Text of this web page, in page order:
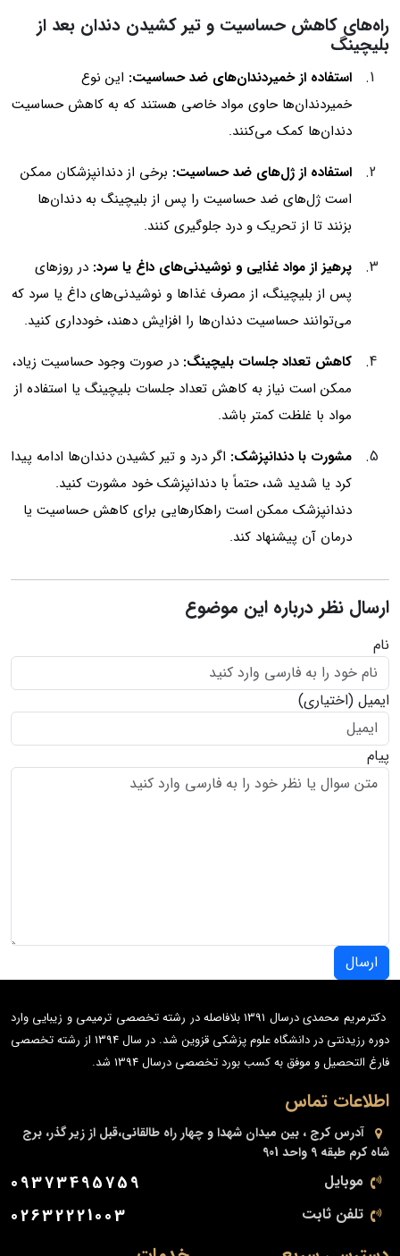
راه‌های کاهش حساسیت و تیر کشیدن دندان بعد از
بلیچینگ
استفاده از خمیردندان‌های ضد حساسیت: این نوع
خمیردندان‌ها حاوی مواد خاصی هستند که به کاهش حساسیت
دندان‌ها کمک می‌کنند.
استفاده از ژل‌های ضد حساسیت: برخی از دندانپزشکان ممکن
است ژل‌های ضد حساسیت را پس از بلیچینگ به دندان‌ها
بزنند تا از تحریک و درد جلوگیری کنند.
پرهیز از مواد غذایی و نوشیدنی‌های داغ یا سرد: در روزهای
پس از بلیچینگ، از مصرف غذاها و نوشیدنی‌های داغ یا سرد که
می‌توانند حساسیت دندان‌ها را افزایش دهند، خودداری کنید.
کاهش تعداد جلسات بلیچینگ: در صورت وجود حساسیت زیاد،
ممکن است نیاز به کاهش تعداد جلسات بلیچینگ یا استفاده از
مواد با غلظت کمتر باشد.
مشورت با دندانپزشک: اگر درد و تیر کشیدن دندان‌ها ادامه پیدا
کرد یا شدید شد، حتماً با دندانپزشک خود مشورت کنید.
دندانپزشک ممکن است راهکارهایی برای کاهش حساسیت یا
درمان آن پیشنهاد کند.
ارسال نظر درباره این موضوع
نام
ایمیل (اختیاری)
پیام
ارسال
دکترمریم محمدی درسال 1391 بلافاصله در رشته تخصصی ترمیمی و زیبایی وارد
دوره رزیدنتی در دانشگاه علوم پزشکی قزوین شد. در سال 1394 از رشته تخصصی
فارغ التحصیل و موفق به کسب بورد تخصصی درسال 1394 شد.
اطلاعات تماس
آدرس کرج ، بین میدان شهدا و چهار راه طالقانی،قبل از زیر گذر، برج
شاه کرم طبقه 9 واحد 901
موبایل 09373495759
تلفن ثابت 02632221003